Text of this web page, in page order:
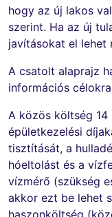
hogy az új lakos
szerint. Ha az új
javításokat el lehet
A csatolt alaprajz
információs
A közös költség
épületkezelési
tisztítását, a
hóeltolást és a
vízmérő (szükség
akkor ezt be lehet
haszonköltség